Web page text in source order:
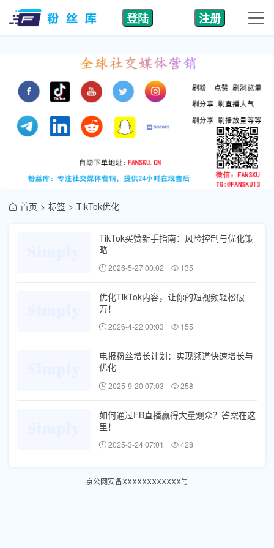
登陆 注册
首页 标签 TikTok优化
TikTok买赞新手指南：风险控制与优化策
略
2026-5-27 00:02 135
优化TikTok内容，让你的短视频轻松破
万！
2026-4-22 00:03 155
电报粉丝增长计划：实现频道快速增长与
优化
2025-9-20 07:03 258
如何通过FB直播赢得大量观众？答案在这
里！
2025-3-24 07:01 428
京公网安备XXXXXXXXXXXX号